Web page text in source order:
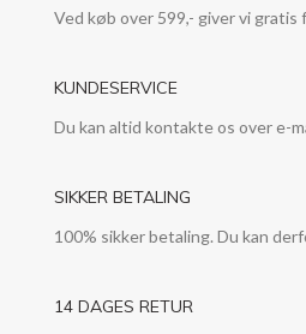
Ved køb over 599,- giver vi gratis
KUNDESERVICE
Du kan altid kontakte os over e-
SIKKER BETALING
100% sikker betaling. Du kan
14 DAGES RETUR